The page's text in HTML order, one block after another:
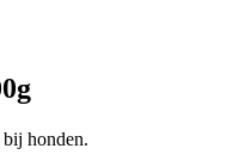
bij honden.